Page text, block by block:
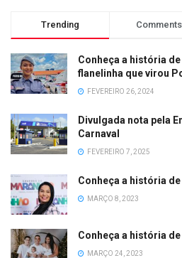
Trending Comments
Conheça a história
flanelinha que virou
FEVEREIRO 26, 2024
Divulgada nota pela
Carnaval
FEVEREIRO 7, 2025
Conheça a história de
MARÇO 8, 2023
Conheça a história
MARÇO 24, 2023